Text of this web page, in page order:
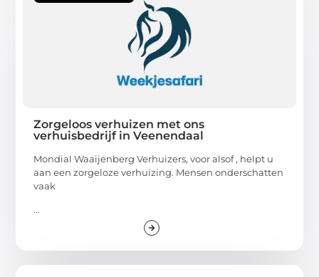
Zorgeloos verhuizen met ons
verhuisbedrijf in Veenendaal
Mondial Waaijenberg Verhuizers, voor alsof , helpt u
aan een zorgeloze verhuizing. Mensen onderschatten
vaak
...